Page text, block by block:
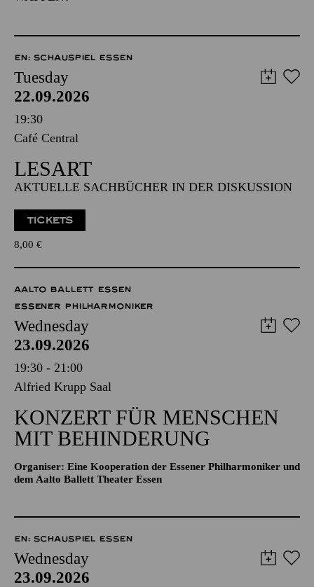
EN: SCHAUSPIEL ESSEN
Tuesday
22.09.2026
19:30
Café Central
LESART
AKTUELLE SACHBÜCHER IN DER DISKUSSION
TICKETS
8,00 €
AALTO BALLETT ESSEN
ESSENER PHILHARMONIKER
Wednesday
23.09.2026
19:30 - 21:00
Alfried Krupp Saal
KONZERT FÜR MENSCHEN
MIT BEHINDERUNG
Organiser: Eine Kooperation der Essener Philharmoniker und
dem Aalto Ballett Theater Essen
EN: SCHAUSPIEL ESSEN
Wednesday
23.09.2026